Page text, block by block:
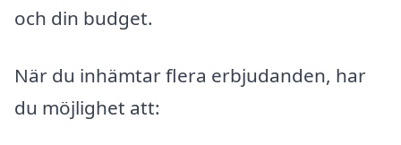
och din budget.
När du inhämtar flera erbjudanden, har
du möjlighet att: